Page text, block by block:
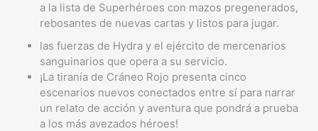
a la lista de Superhéroes con mazos pregenerados,
rebosantes de nuevas cartas y listos para jugar.
las fuerzas de Hydra y el ejército de mercenarios
sanguinarios que opera a su servicio.
¡La tiranía de Cráneo Rojo presenta cinco
escenarios nuevos conectados entre sí para narrar
un relato de acción y aventura que pondrá a prueba
a los más avezados héroes!